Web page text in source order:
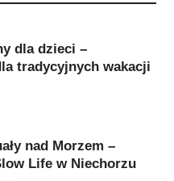
dla dzieci –
tradycyjnych wakacji
nad Morzem –
Life w Niechorzu